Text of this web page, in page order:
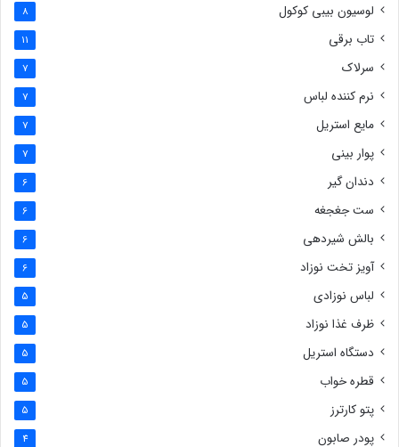
لوسیون بیبی کوکول 8
تاب برقی 11
سرلاک 7
نرم کننده لباس 7
مایع استریل 7
پوار بینی 7
دندان گیر 6
ست جغجغه 6
بالش شیردهی 6
آویز تخت نوزاد 6
لباس نوزادی 5
ظرف غذا نوزاد 5
دستگاه استریل 5
قطره خواب 5
پتو کارترز 5
پودر صابون 4